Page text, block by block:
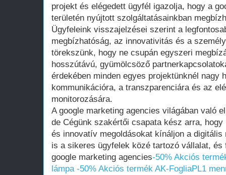
projekt és elégedett ügyfél igazolja, hogy a
területén nyújtott szolgáltatásainkban
Ügyfeleink visszajelzései szerint a
megbízhatóság, az innovativitás és a
törekszünk, hogy ne csupán egyszeri
hosszútávú, gyümölcsöző
érdekében minden egyes projektünknél nagy
kommunikációra, a transzparenciára és az
monitorozására.
A google marketing agencies világában való
de Cégünk szakértői csapata kész arra,
és innovatív megoldásokat kínáljon a digitális
is a sikeres ügyfelek közé tartozó vállalat, és
google marketing agencies-50% Akciós
lámpa -50% Akciós termék AK-FogliaPL1